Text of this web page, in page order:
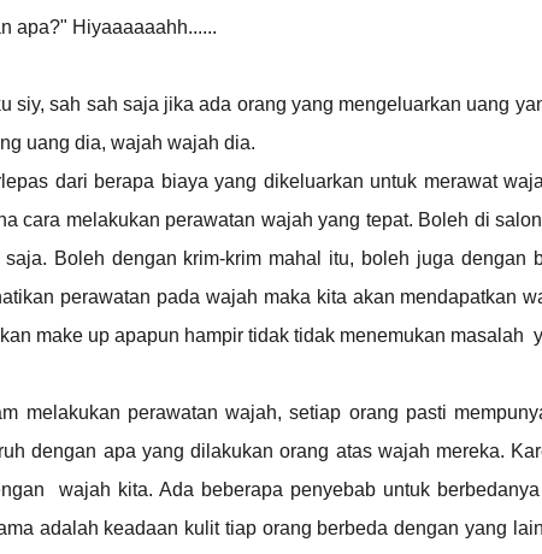
apa?" Hiyaaaaaahh......
siy, sah sah saja jika ada orang yang mengeluarkan uang
uang dia, wajah wajah dia.
dari berapa biaya yang dikeluarkan untuk merawat
cara melakukan perawatan wajah yang tepat. Boleh di
Boleh dengan krim-krim mahal itu, boleh juga dengan
perawatan pada wajah maka kita akan mendapatkan
make up apapun hampir tidak tidak menemukan masalah
melakukan perawatan wajah, setiap orang pasti
dengan apa yang dilakukan orang atas wajah mereka.
wajah kita. Ada beberapa penyebab untuk
adalah keadaan kulit tiap orang berbeda dengan yang